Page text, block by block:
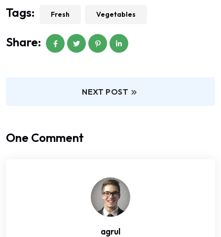
Tags: Fresh Vegetables
Share:
NEXT POST
One Comment
agrul